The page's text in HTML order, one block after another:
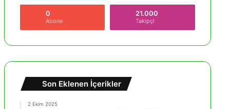
0
Abone
21.000
Takipçi
Son Eklenen İçerikler
2 Ekim 2025